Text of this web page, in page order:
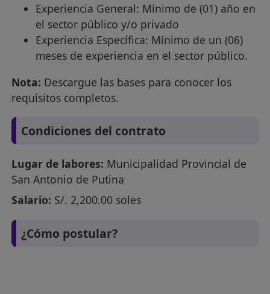
Experiencia General: Mínimo de (01) año en
el sector público y/o privado
Experiencia Específica: Mínimo de un (06)
meses de experiencia en el sector público.
Nota: Descargue las bases para conocer los
requisitos completos.
Condiciones del contrato
Lugar de labores: Municipalidad Provincial de
San Antonio de Putina
Salario: S/. 2,200.00 soles
¿Cómo postular?